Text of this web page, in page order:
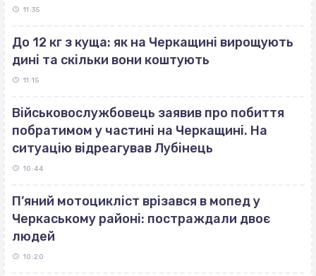
11:35
До 12 кг з куща: як на Черкащині вирощують
дині та скільки вони коштують
11:15
Військовослужбовець заявив про побиття
побратимом у частині на Черкащині. На
ситуацію відреагував Лубінець
10:44
П’яний мотоцикліст врізався в мопед у
Черкаському районі: постраждали двоє
людей
10:20